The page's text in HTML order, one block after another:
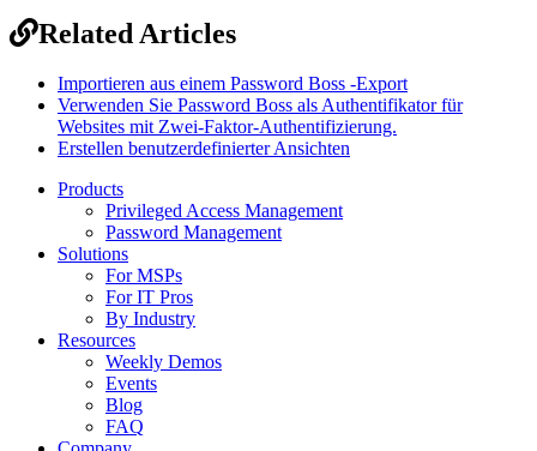
Related Articles
Importieren aus einem Password Boss -Export
Verwenden Sie Password Boss als Authentifikator für
Websites mit Zwei-Faktor-Authentifizierung.
Erstellen benutzerdefinierter Ansichten
Products
Privileged Access Management
Password Management
Solutions
For MSPs
For IT Pros
By Industry
Resources
Weekly Demos
Events
Blog
FAQ